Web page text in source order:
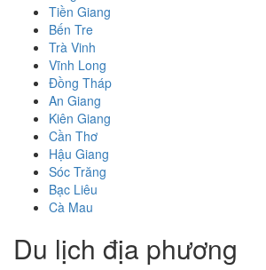
Tiền Giang
Bến Tre
Trà Vinh
Vĩnh Long
Đồng Tháp
An Giang
Kiên Giang
Cần Thơ
Hậu Giang
Sóc Trăng
Bạc Liêu
Cà Mau
Du lịch địa phương